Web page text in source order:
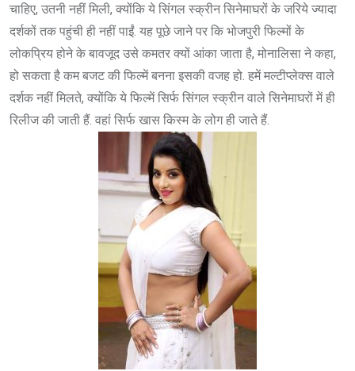
चाहिए, उतनी नहीं मिली, क्योंकि ये सिंगल स्क्रीन सिनेमाघरों के जरिये ज्यादा
दर्शकों तक पहुंची ही नहीं पाईं. यह पूछे जाने पर कि भोजपुरी फिल्मों के
लोकप्रिय होने के बावजूद उसे कमतर क्यों आंका जाता है, मोनालिसा ने कहा,
हो सकता है कम बजट की फिल्में बनना इसकी वजह हो. हमें मल्टीप्लेक्स वाले
दर्शक नहीं मिलते, क्योंकि ये फिल्में सिर्फ सिंगल स्क्रीन वाले सिनेमाघरों में ही
रिलीज की जाती हैं. वहां सिर्फ खास किस्म के लोग ही जाते हैं.